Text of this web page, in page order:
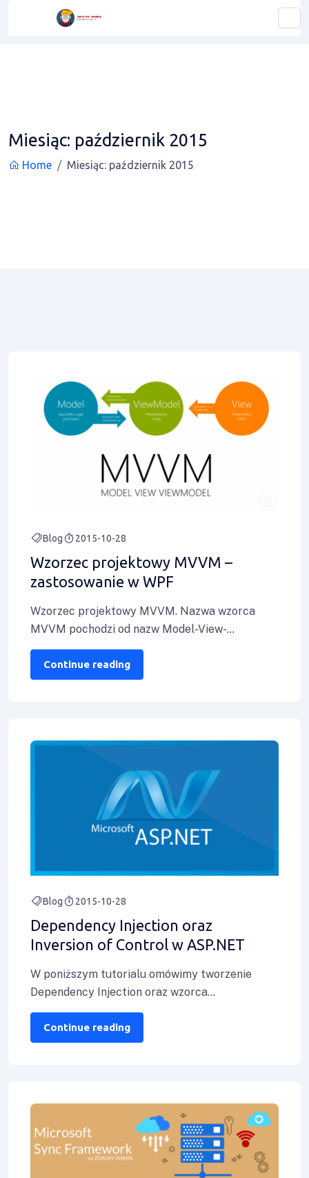
Miesiąc: październik 2015
Home Miesiąc: październik 2015
Blog 2015-10-28
Wzorzec projektowy MVVM –
zastosowanie w WPF
Wzorzec projektowy MVVM. Nazwa wzorca
MVVM pochodzi od nazw Model-View-
ViewModel: View – cała warstwa prezentacji,
czyli dla nas XAML. Szereg
Continue reading
Blog 2015-10-28
Dependency Injection oraz
Inversion of Control w ASP.NET
W poniższym tutorialu omówimy tworzenie
Dependency Injection oraz wzorca
projektowego IoC. W wielkim uproszczeniu
wzorzec IoC polega na przeniesieniu poza
Continue reading